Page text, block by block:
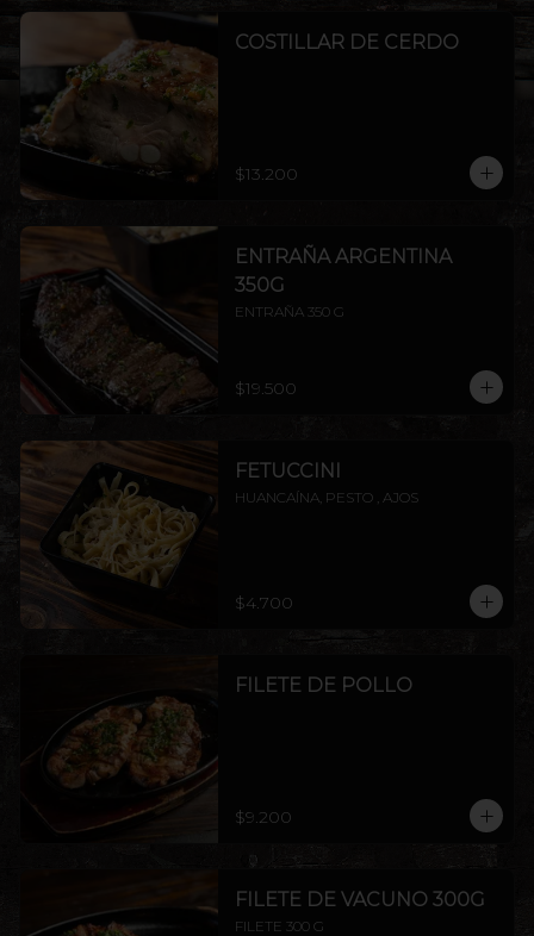
COSTILLAR DE CERDO
$13.200
ENTRAÑA ARGENTINA
350G
ENTRAÑA 350 G
$19.500
FETUCCINI
HUANCAÍNA, PESTO , AJOS
$4.700
FILETE DE POLLO
$9.200
FILETE DE VACUNO 300G
FILETE 300 G